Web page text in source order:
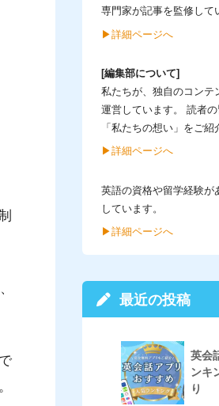
専門家が記事を監修して
▶︎詳細ページへ
[編集部について]
私たちが、独自のコンテ
運営しています。 読者
「私たちの想い」をご紹
▶︎詳細ページへ
英語の資格や留学経験が
しています。
▶︎詳細ページへ
最近の投稿
英会
ンキ
り